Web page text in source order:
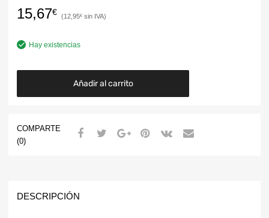
15,67€ 12,95€
Hay existencias
Añadir al carrito
COMPARTE
(0)
DESCRIPCIÓN